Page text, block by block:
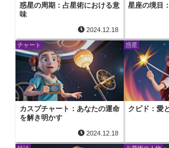
惑星の周期：占星術における意
味
2024.12.18
星座の境目
チャート
カスプチャート：あなたの運命
を解き明かす
2024.12.18
惑星
クピド：愛